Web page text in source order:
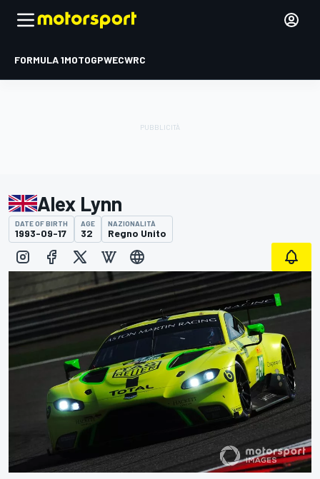
FORMULA 1MOTOGPWECWRC
Alex Lynn
DATE OF BIRTH
1993-09-17
AGE
32
NAZIONALITÀ
Regno Unito